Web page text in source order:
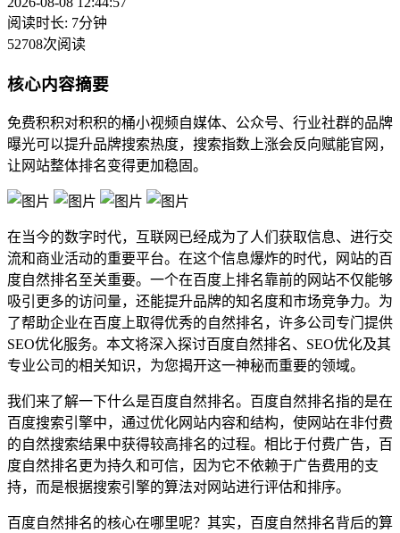
阅读时长: 7分钟
52708次阅读
核心内容摘要
免费积积对积积的桶小视频自媒体、公众号、行业社群的品牌
曝光可以提升品牌搜索热度，搜索指数上涨会反向赋能官网，
让网站整体排名变得更加稳固。
在当今的数字时代，互联网已经成为了人们获取信息、进行交
流和商业活动的重要平台。在这个信息爆炸的时代，网站的百
度自然排名至关重要。一个在百度上排名靠前的网站不仅能够
吸引更多的访问量，还能提升品牌的知名度和市场竞争力。为
了帮助企业在百度上取得优秀的自然排名，许多公司专门提供
SEO优化服务。本文将深入探讨百度自然排名、SEO优化及其
专业公司的相关知识，为您揭开这一神秘而重要的领域。
我们来了解一下什么是百度自然排名。百度自然排名指的是在
百度搜索引擎中，通过优化网站内容和结构，使网站在非付费
的自然搜索结果中获得较高排名的过程。相比于付费广告，百
度自然排名更为持久和可信，因为它不依赖于广告费用的支
持，而是根据搜索引擎的算法对网站进行评估和排序。
百度自然排名的核心在哪里呢？其实，百度自然排名背后的算